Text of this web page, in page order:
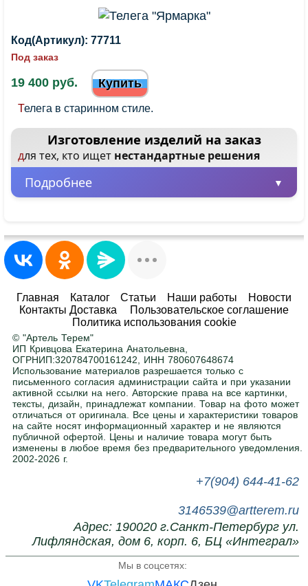
Код(Артикул): 77711
Под заказ
19 400 руб. Купить
Телега в старинном стиле.
Изготовление изделий на заказ
для тех, кто ищет нестандартные решения
Подробнее
Заказывайте от одного изделия, не
ограничиваясь большими объемами.
Любые размеры и цвета
Адаптируем любой товар под ваше
помещение. Ширина, высота, глубина — по
вашему заданию. Покраска в любой цвет RAL
Нужна помощь в подборе?
Напишите или позвоните нам, поможем с
выбором.
Главная Каталог Статьи Наши работы
Новости
Контакты Доставка
Пользовательское соглашение
Политика использования cookie
© "Артель Терем"
ИП Кривцова Екатерина Анатольевна,
ОГРНИП:320784700161242, ИНН 780607648674
Использование материалов разрешается только с
письменного согласия администрации сайта и при указании
активной ссылки на него. Авторские права на все картинки,
тексты, дизайн, принадлежат компании. Товар на фото может
отличаться от оригинала. Все цены и характеристики товаров
на сайте носят информационный характер и не являются
публичной офертой. Цены и наличие товара могут быть
изменены в любое время без предварительного уведомления.
2002-2026 г.
+7(904) 644-41-62
3146539@artterem.ru
Адрес: 190020 г.Санкт-Петербург ул.
Лифляндская, дом 6, корп. 6, БЦ «Интеграл»
Мы в соцсетях: